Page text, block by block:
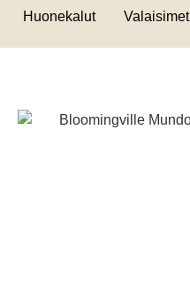
Huonekalut Valaisimet